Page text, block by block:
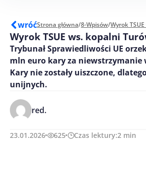
wróćStrona główna/8-Wpisów/
Wyrok TSUE ws. kopalni
Trybunał Sprawiedliwości UE
mln euro kary za niewstrzymanie
Kary nie zostały uiszczone,
unijnych.
red.
23.01.2026 625 Czas lektury:2 min